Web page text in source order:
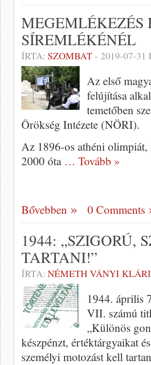
MEGEMLÉKEZÉS
SÍREMLÉKÉNÉL
ÍRTA: SZOMBAT- 2019-07-31
Az első
felújítása
temetőben
Örökség Intézete (NÖRI).
Az 1896-os athéni olimpiát,
2000 óta … Tovább »
Bővebben 0 Comments
1944: „SZIGORÚ,
TARTANI!”
ÍRTA: NÉMETH VÁNYI KLÁRI
1944. április
VII. számú
„Különös
készpénzt, értéktárgyaikat
személyi motozást kell